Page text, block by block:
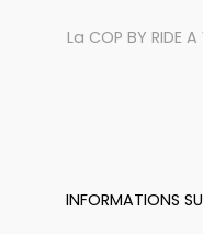
La COP BY RIDE
INFORMATIONS